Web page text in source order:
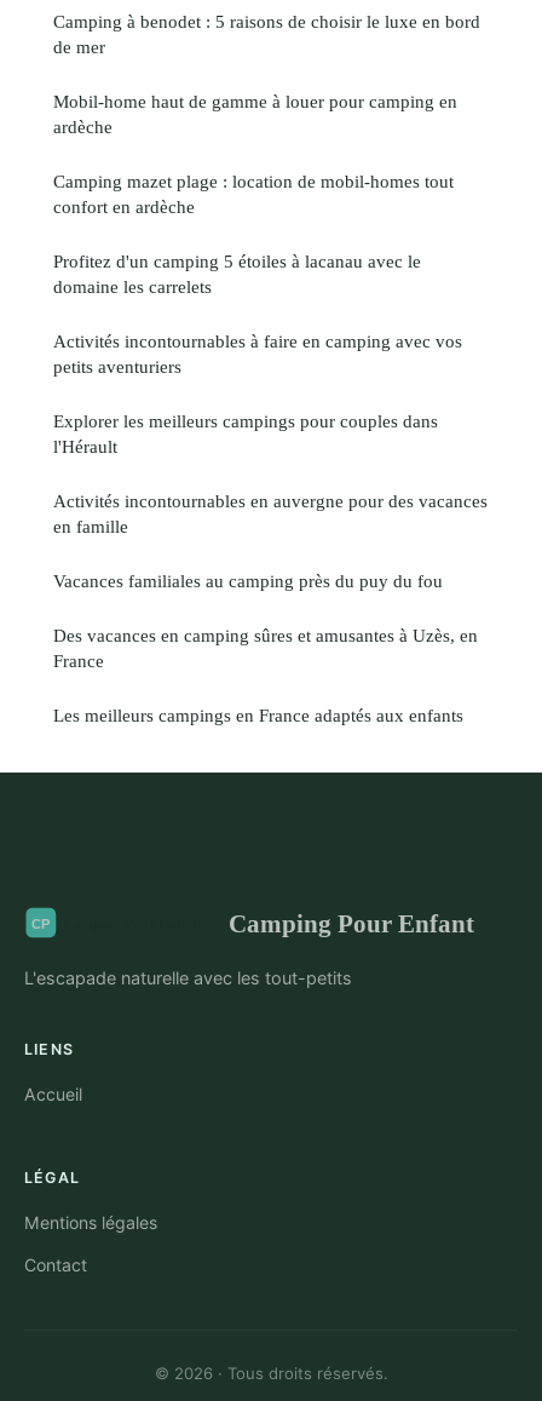
Camping à benodet : 5 raisons de choisir le luxe en bord
de mer
Mobil-home haut de gamme à louer pour camping en
ardèche
Camping mazet plage : location de mobil-homes tout
confort en ardèche
Profitez d'un camping 5 étoiles à lacanau avec le
domaine les carrelets
Activités incontournables à faire en camping avec vos
petits aventuriers
Explorer les meilleurs campings pour couples dans
l'Hérault
Activités incontournables en auvergne pour des vacances
en famille
Vacances familiales au camping près du puy du fou
Des vacances en camping sûres et amusantes à Uzès, en
France
Les meilleurs campings en France adaptés aux enfants
Camping Pour Enfant
L'escapade naturelle avec les tout-petits
LIENS
Accueil
LÉGAL
Mentions légales
Contact
© 2026 · Tous droits réservés.